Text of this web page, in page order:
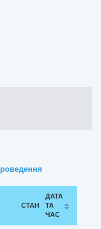
СТАН
ДАТА
ТА
ЧАС